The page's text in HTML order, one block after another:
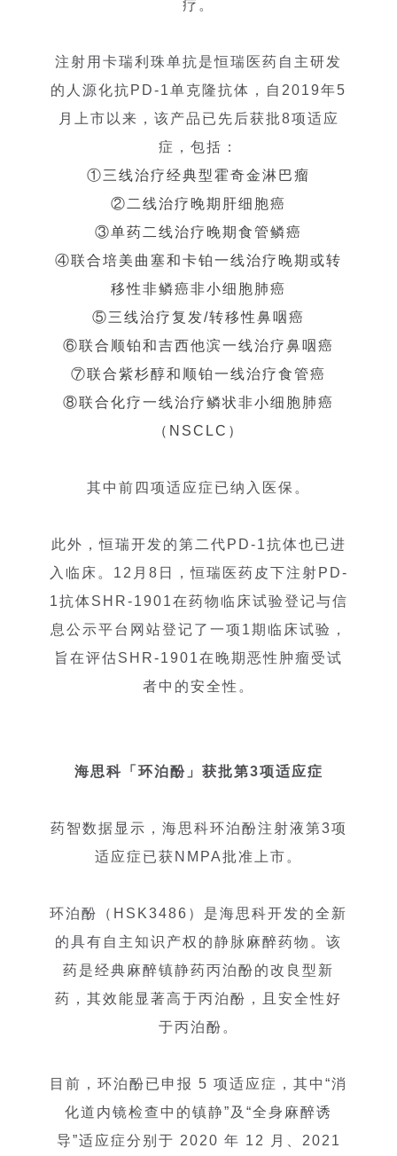
疗。
注射用卡瑞利珠单抗是恒瑞医药自主研发
的人源化抗PD-1单克隆抗体，自2019年5
月上市以来，该产品已先后获批8项适应
症，包括：
①三线治疗经典型霍奇金淋巴瘤
②二线治疗晚期肝细胞癌
③单药二线治疗晚期食管鳞癌
④联合培美曲塞和卡铂一线治疗晚期或转
移性非鳞癌非小细胞肺癌
⑤三线治疗复发/转移性鼻咽癌
⑥联合顺铂和吉西他滨一线治疗鼻咽癌
⑦联合紫杉醇和顺铂一线治疗食管癌
⑧联合化疗一线治疗鳞状非小细胞肺癌
（NSCLC）
其中前四项适应症已纳入医保。
此外，恒瑞开发的第二代PD-1抗体也已进
入临床。12月8日，恒瑞医药皮下注射PD-
1抗体SHR-1901在药物临床试验登记与信
息公示平台网站登记了一项1期临床试验，
旨在评估SHR-1901在晚期恶性肿瘤受试
者中的安全性。
海思科「环泊酚」获批第3项适应症
药智数据显示，海思科环泊酚注射液第3项
适应症已获NMPA批准上市。
环泊酚（HSK3486）是海思科开发的全新
的具有自主知识产权的静脉麻醉药物。该
药是经典麻醉镇静药丙泊酚的改良型新
药，其效能显著高于丙泊酚，且安全性好
于丙泊酚。
目前，环泊酚已申报 5 项适应症，其中“消
化道内镜检查中的镇静”及“全身麻醉诱
导”适应症分别于 2020 年 12 月、2021